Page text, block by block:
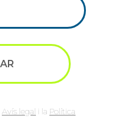
Avís legal i la Política